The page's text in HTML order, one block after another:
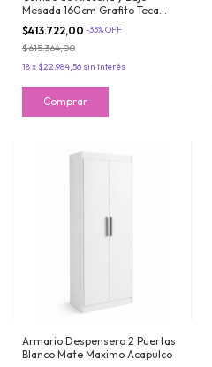
Mesada 160cm Grafito Teca
Maximo Acapulco
$413.722,00 -33%OFF
$615.364,00
18x $22.984,56 sin interés
Armario Despensero 2 Puertas
Blanco Mate Maximo Acapulco